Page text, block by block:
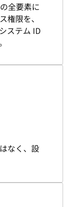
全要素に
権限を、
ステム ID
なく、設